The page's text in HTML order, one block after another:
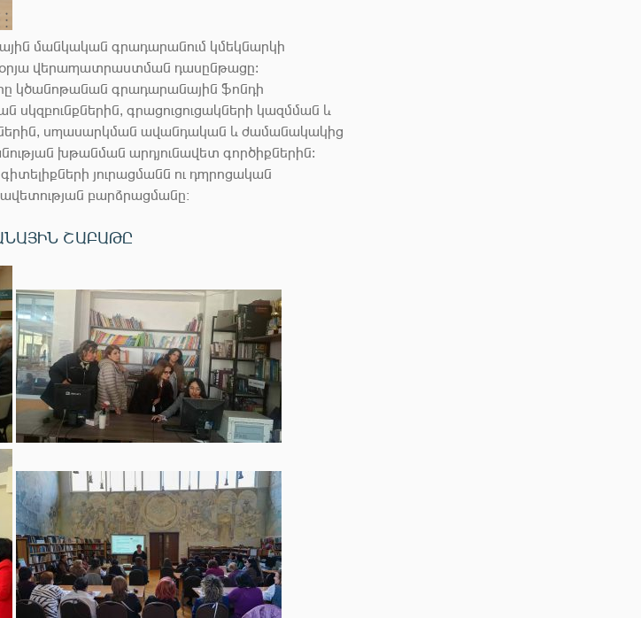
մանկական գրադարանում կմեկնարկի
վերապատրաստման դասընթացը։
կծանոթանան գրադարանային ֆոնդի
գրացուցուցակների կազմման և
սպասարկման ավանդական և ժամանակակից
խթանման արդյունավետ գործիքներին։
յուրացմանն ու դպրոցական
բարձրացմանը:
ՇԱԲԱԹԸ